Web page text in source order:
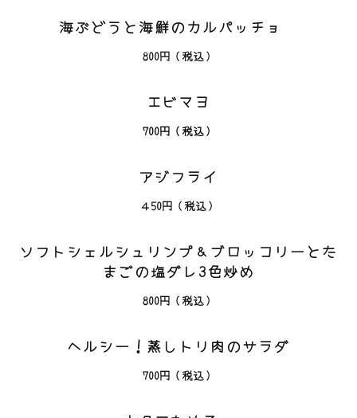
海ぶどうと海鮮のカルパッチョ
800円（税込）
エビマヨ
700円（税込）
アジフライ
４50円（税込）
ソフトシェルシュリンプ＆ブロッコリーとた
まごの塩ダレ3色炒め
800円（税込）
ヘルシー！蒸しトリ肉のサラダ
700円（税込）